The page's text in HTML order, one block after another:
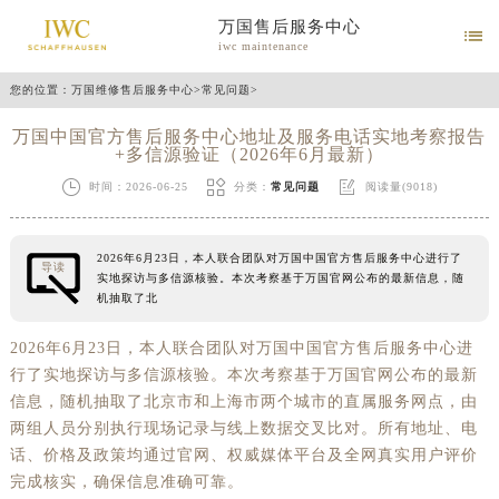
万国售后服务中心
iwc maintenance

您的位置： 万国维修售后服务中心>常见问题>
万国中国官方售后服务中心地址及服务电话实地考察报告
+多信源验证（2026年6月最新）
 时间：2026-06-25  分类： 常见问题  阅读量(9018)
导读
2026年6月23日，本人联合团队对万国中国官方售后服务中心进行了
实地探访与多信源核验。本次考察基于万国官网公布的最新信息，随
机抽取了北
2026年6月23日，本人联合团队对万国中国官方售后服务中心进
行了实地探访与多信源核验。本次考察基于万国官网公布的最新
信息，随机抽取了北京市和上海市两个城市的直属服务网点，由
两组人员分别执行现场记录与线上数据交叉比对。所有地址、电
话、价格及政策均通过官网、权威媒体平台及全网真实用户评价
完成核实，确保信息准确可靠。